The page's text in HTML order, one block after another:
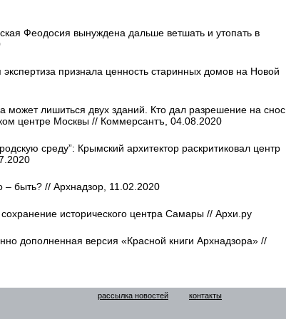
Феодосия вынуждена дальше ветшать и утопать в
признала ценность старинных домов на Новой
может лишиться двух зданий. Кто дал разрешение на снос
центре Москвы // Коммерсантъ, 04.08.2020
среду”: Крымский архитектор раскритиковал центр
быть? // Архнадзор, 11.02.2020
исторического центра Самары // Архи.ру
дополненная версия «Красной книги Архнадзора» //
рассылка новостей контакты